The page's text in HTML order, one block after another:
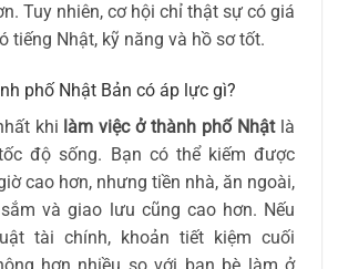
Tuy nhiên, cơ hội chỉ thật sự có giá
tiếng Nhật, kỹ năng và hồ sơ tốt.
phố Nhật Bản có áp lực gì?
khi làm việc ở thành phố Nhậtlà
độ sống. Bạn có thể kiếm được
cao hơn, nhưng tiền nhà, ăn ngoài,
và giao lưu cũng cao hơn. Nếu
tài chính, khoản tiết kiệm cuối